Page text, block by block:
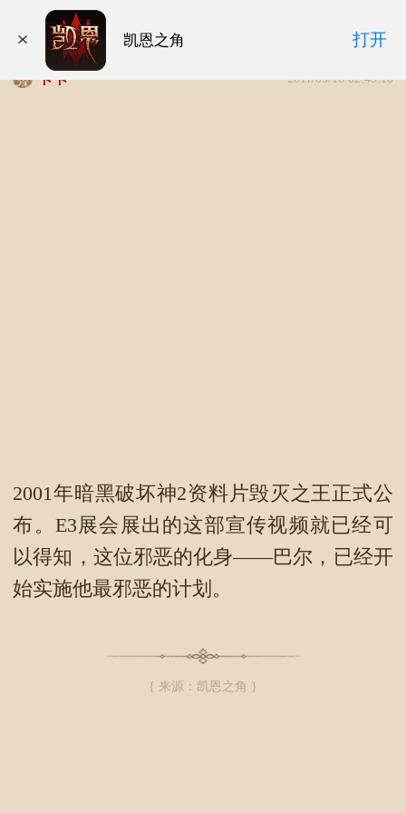
凯恩之角 打开
[视频]暗黑2毁灭之王01年E3展宣传片
卡卡 2011/03/16 02:49:18
2001年暗黑破坏神2资料片毁灭之王正式公
布。E3展会展出的这部宣传视频就已经可
以得知，这位邪恶的化身——巴尔，已经开
始实施他最邪恶的计划。
{ 来源：凯恩之角 }